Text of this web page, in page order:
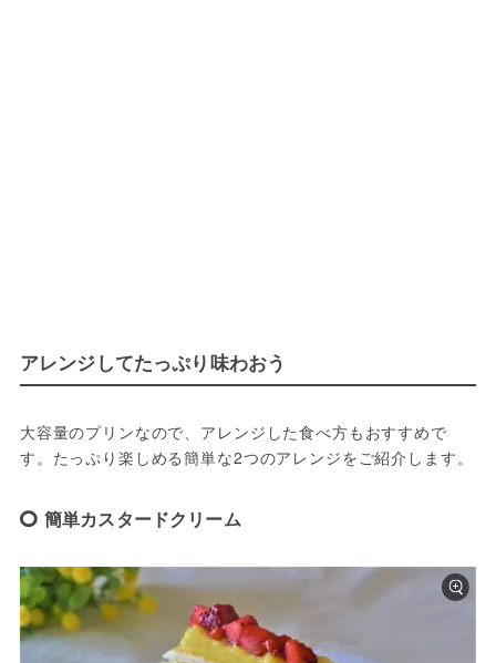
アレンジしてたっぷり味わおう
大容量のプリンなので、アレンジした食べ方もおすすめで
す。たっぷり楽しめる簡単な2つのアレンジをご紹介します。
簡単カスタードクリーム